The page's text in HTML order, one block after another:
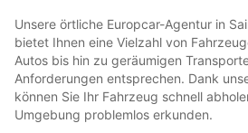
Unsere örtliche Europcar-Agentur in
bietet Ihnen eine Vielzahl von
Autos bis hin zu geräumigen
Anforderungen entsprechen. Dank
können Sie Ihr Fahrzeug schnell
Umgebung problemlos erkunden.